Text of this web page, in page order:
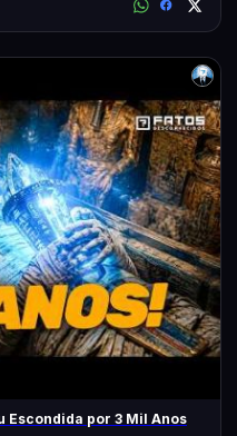
Escondida por 3 Mil Anos